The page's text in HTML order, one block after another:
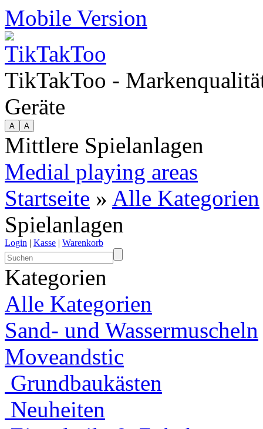
Mobile Version
TikTakToo -
Geräte
Mittlere Spielanlagen
Medial playing areas
Startseite » Alle Kategorien
Spielanlagen
Login | Kasse | Warenkorb
Kategorien
Alle Kategorien
Sand- und Wassermuscheln
Moveandstic
Grundbaukästen
Neuheiten